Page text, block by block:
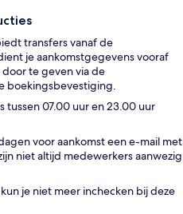
transfers vanaf de
je aankomstgegevens vooraf
te geven via de
boekingsbevestiging.
tussen 07.00 uur en 23.00 uur
voor aankomst een e-mail met
niet altijd medewerkers aanwezig
je niet meer inchecken bij deze